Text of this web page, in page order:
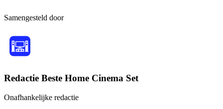
Samengesteld door
Redactie Beste Home Cinema Set
Onafhankelijke redactie